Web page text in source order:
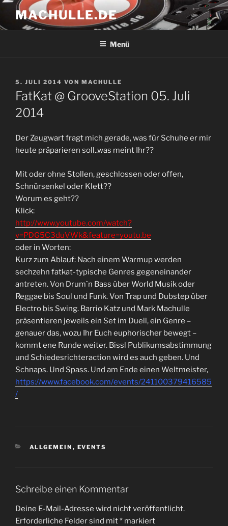
Zum
Inhalt
springen
MACHULLE.DE
Menü
VERÖFFENTLICHT
AM
5. JULI 2014 VON MACHULLE
FatKat @ GrooveStation 05. Juli
2014
Der Zeugwart fragt mich gerade, was für Schuhe er mir
heute präparieren soll..was meint Ihr??
Mit oder ohne Stollen, geschlossen oder offen,
Schnürsenkel oder Klett??
Worum es geht??
Klick:
http://www.youtube.com/watch?
v=PDG5C3duVWk&feature=youtu.be
oder in Worten:
Kurz zum Ablauf: Nach einem Warmup werden
sechzehn fatkat-typische Genres gegeneinander
antreten. Von Drum`n Bass über World Musik oder
Reggae bis Soul und Funk. Von Trap und Dubstep über
Electro bis Swing. Barrio Katz und Mark Machulle
präsentieren jeweils ein Set im Duell, ein Genre –
genauer das, wozu Ihr Euch euphorischer bewegt –
kommt ene Runde weiter. Bissl Publikumsabstimmung
und Schiedesrichteraction wird es auch geben. Und
Schnaps. Und Spass. Und am Ende einen Weltmeister,
https://www.facebook.com/events/241100379416585
/
KATEGORIEN
ALLGEMEIN , EVENTS
Schreibe einen Kommentar
Deine E-Mail-Adresse wird nicht veröffentlicht.
Erforderliche Felder sind mit* markiert